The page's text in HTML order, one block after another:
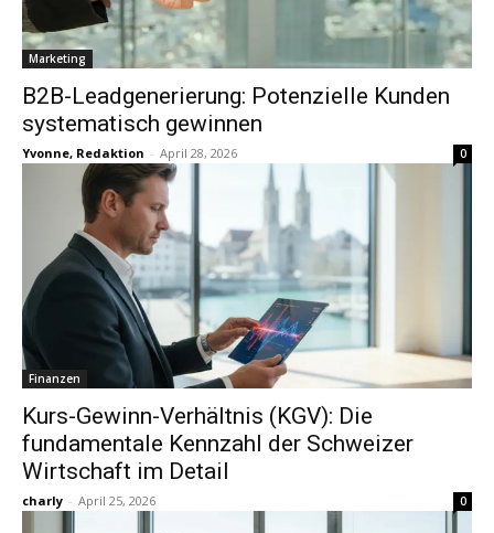
Marketing
B2B-Leadgenerierung: Potenzielle Kunden
systematisch gewinnen
Yvonne, Redaktion - April 28, 2026 0
Finanzen
Kurs-Gewinn-Verhältnis (KGV): Die
fundamentale Kennzahl der Schweizer
Wirtschaft im Detail
charly - April 25, 2026 0